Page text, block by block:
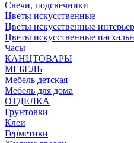
Свечи, подсвечники
Цветы искусственные
Цветы искусственные
Цветы искусственные
Часы
КАНЦТОВАРЫ
МЕБЕЛЬ
Мебель детская
Мебель для дома
ОТДЕЛКА
Грунтовки
Клеи
Герметики